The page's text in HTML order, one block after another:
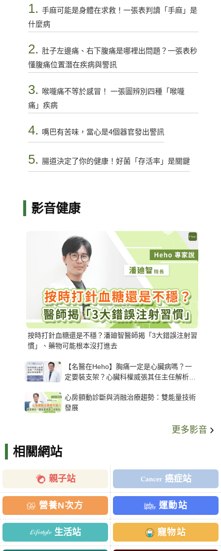
1. 手麻可能是身體在求救！一張表判讀「手麻」是
什麼病
2. 肚子左邊痛、右下腹痛是哪裡出問題？一張表秒
懂腹痛位置潛在疾病與警訊
3.
喉嚨痛不等於感冒！ 一張圖辨別四種「喉嚨
痛」疾病
4. 嘴巴有苦味，當心是4個器官發出警訊
5. 腸道決定了你的健康！好菌「存活率」是關鍵
影音健康
按時打針血糖還是不穩？潘廸智醫師揭「3大錯誤注射習
慣」、藥物可能根本沒打進去
【名醫在Heho】胸痛一定是心臟病嗎？一
定要裝支架？心臟科權威張其任主任解析支
心房顫動診斷與消融治療趨勢：雙能量技術
發展
更多影音
相關網站
親子站 癌症站
營養N次方 運動站
生活站 寵物站